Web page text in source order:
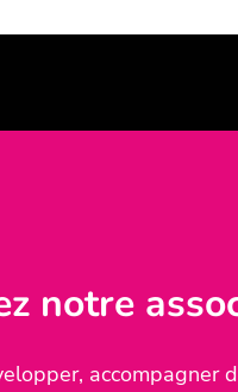
notre
accompagner